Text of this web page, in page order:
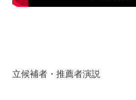
立候補者・推薦者演説